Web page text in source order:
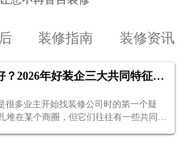
装修指南 装修资讯
太原装修哪儿好？2026年好装企三大共同特征解析
很多业主开始找装修公司时的第一个疑
堆在某个商圈，但它们往往有一些共同的